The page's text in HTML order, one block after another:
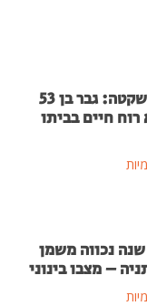
המגפה השקטה: גבר בן 53
רוח חיים בביתו
שנה נכווה משמן
– מצבו בינוני